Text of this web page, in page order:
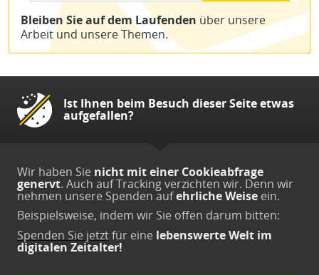
Bleiben Sie auf dem Laufenden über unsere
Arbeit und unsere Themen.
Ist Ihnen beim Besuch dieser Seite etwas
aufgefallen?
Wir haben Sie nicht mit einer Cookieabfrage
genervt. Auch auf Tracking verzichten wir. Denn wir
nehmen unsere Spenden aufehrliche Weise ein.
Beispielsweise, indem wir Sie offen darum bitten:
Spenden Sie jetztfür eine lebenswerte Welt im
digitalen Zeitalter!